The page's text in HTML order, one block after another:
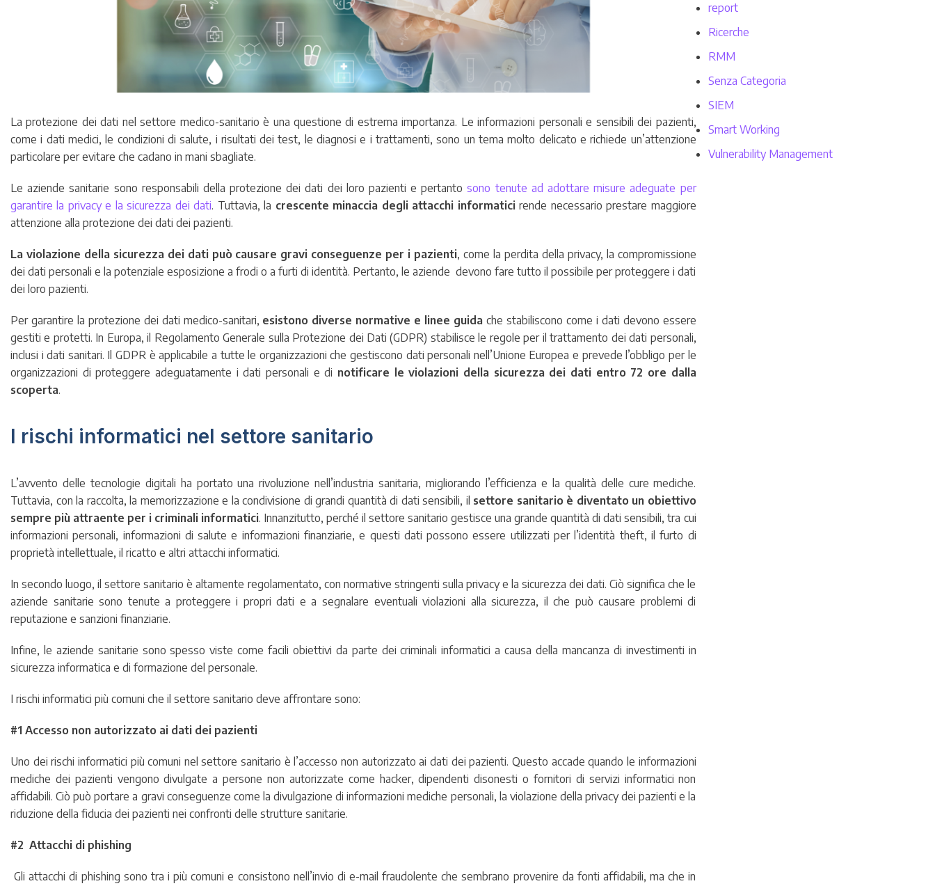
La protezione dei dati nel settore medico-sanitario è una questione di estrema importanza. Le informazioni personali e sensibili dei pazienti,
come i dati medici, le condizioni di salute, i risultati dei test, le diagnosi e i trattamenti, sono un tema molto delicato e richiede un’attenzione
particolare per evitare che cadano in mani sbagliate.
Le aziende sanitarie sono responsabili della protezione dei dati dei loro pazienti e pertantosono tenute ad adottare misure adeguate per
garantire la privacy e la sicurezza dei dati. Tuttavia, la crescente minaccia degli attacchi informaticirende necessario prestare maggiore
attenzione alla protezione dei dati dei pazienti.
La violazione della sicurezza dei dati può causare gravi conseguenze per i pazienti, come la perdita della privacy, la compromissione
dei dati personali e la potenziale esposizione a frodi o a furti di identità. Pertanto, le aziende devono fare tutto il possibile per proteggere i dati
dei loro pazienti.
Per garantire la protezione dei dati medico-sanitari, esistono diverse normative e linee guida che stabiliscono come i dati devono essere
gestiti e protetti. In Europa, il Regolamento Generale sulla Protezione dei Dati (GDPR) stabilisce le regole per il trattamento dei dati personali,
inclusi i dati sanitari. Il GDPR è applicabile a tutte le organizzazioni che gestiscono dati personali nell’Unione Europea e prevede l’obbligo per le
organizzazioni di proteggere adeguatamente i dati personali e di notificare le violazioni della sicurezza dei dati entro 72 ore dalla
scoperta.
I rischi informatici nel settore sanitario
L’avvento delle tecnologie digitali ha portato una rivoluzione nell’industria sanitaria, migliorando l’efficienza e la qualità delle cure mediche.
Tuttavia, con la raccolta, la memorizzazione e la condivisione di grandi quantità di dati sensibili, il settore sanitario è diventato un obiettivo
sempre più attraente per i criminali informatici. Innanzitutto, perché il settore sanitario gestisce una grande quantità di dati sensibili, tra cui
informazioni personali, informazioni di salute e informazioni finanziarie, e questi dati possono essere utilizzati per l’identità theft, il furto di
proprietà intellettuale, il ricatto e altri attacchi informatici.
In secondo luogo, il settore sanitario è altamente regolamentato, con normative stringenti sulla privacy e la sicurezza dei dati. Ciò significa che le
aziende sanitarie sono tenute a proteggere i propri dati e a segnalare eventuali violazioni alla sicurezza, il che può causare problemi di
reputazione e sanzioni finanziarie.
Infine, le aziende sanitarie sono spesso viste come facili obiettivi da parte dei criminali informatici a causa della mancanza di investimenti in
sicurezza informatica e di formazione del personale.
I rischi informatici più comuni che il settore sanitario deve affrontare sono:
#1 Accesso non autorizzato ai dati dei pazienti
Uno dei rischi informatici più comuni nel settore sanitario è l’accesso non autorizzato ai dati dei pazienti. Questo accade quando le informazioni
mediche dei pazienti vengono divulgate a persone non autorizzate come hacker, dipendenti disonesti o fornitori di servizi informatici non
affidabili. Ciò può portare a gravi conseguenze come la divulgazione di informazioni mediche personali, la violazione della privacy dei pazienti e la
riduzione della fiducia dei pazienti nei confronti delle strutture sanitarie.
#2 Attacchi di phishing
Gli attacchi di phishing sono tra i più comuni e consistono nell’invio di e-mail fraudolente che sembrano provenire da fonti affidabili, ma che in
report
Ricerche
RMM
Senza Categoria
SIEM
Smart Working
Vulnerability Management